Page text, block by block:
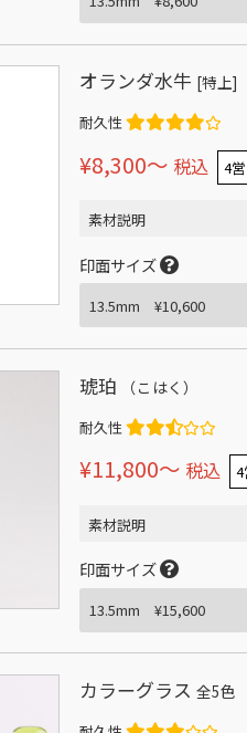
オランダ水牛 [特上]
耐久性
¥8,300〜 税込 4
素材説明
印面サイズ
琥珀 （こはく）
耐久性
¥11,800〜 税込
素材説明
印面サイズ
カラーグラス全5色